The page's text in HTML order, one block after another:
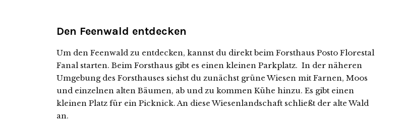
Den Feenwald entdecken
Um den Feenwald zu entdecken, kannst du direkt beim Forsthaus Posto Florestal
Fanal starten. Beim Forsthaus gibt es einen kleinen Parkplatz. In der näheren
Umgebung des Forsthauses siehst du zunächst grüne Wiesen mit Farnen, Moos
und einzelnen alten Bäumen, ab und zu kommen Kühe hinzu. Es gibt einen
kleinen Platz für ein Picknick. An diese Wiesenlandschaft schließt der alte Wald
an.